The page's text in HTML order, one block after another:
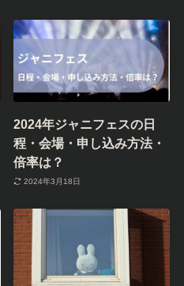
2024年ジャニフェスの日
程・会場・申し込み方法・
倍率は？
2024年3月18日